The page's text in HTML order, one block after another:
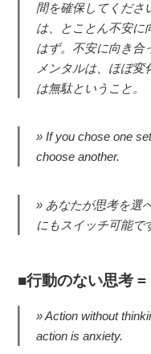
間を確保してくださ
は、とことん不安に
はず。不安に向き合
メンタルは、ほぼ
は無駄ということ。
If you chose one
choose another.
あなたが思考を選
にもスイッチ可能で
行動のない思考 =
Action without
action is anxiety.